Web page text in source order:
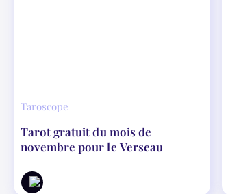
Taroscope
Tarot gratuit du mois de
novembre pour le Verseau